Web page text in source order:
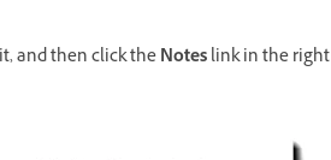
and then click theNoteslink in the right